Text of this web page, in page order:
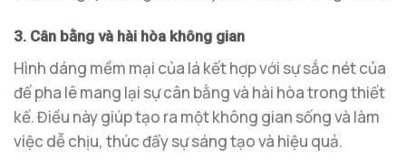
3. Cân bằng và hài hòa không gian
Hình dáng mềm mại của lá kết hợp với sự sắc nét của
đế pha lê mang lại sự cân bằng và hài hòa trong thiết
kế. Điều này giúp tạo ra một không gian sống và làm
việc dễ chịu, thúc đẩy sự sáng tạo và hiệu quả.